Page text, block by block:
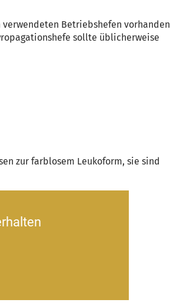
Betriebshefen vorhanden
sollte üblicherweise
zur farblosem Leukoform, sie sind